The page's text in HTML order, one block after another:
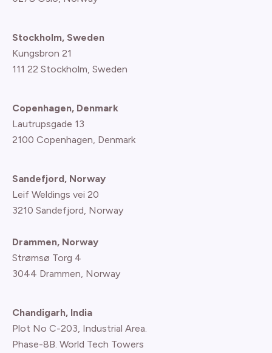
Stockholm, Sweden
Kungsbron 21
111 22 Stockholm, Sweden
Copenhagen, Denmark
Lautrupsgade 13
2100 Copenhagen, Denmark
Sandefjord, Norway
Leif Weldings vei 20
3210 Sandefjord, Norway
Drammen, Norway
Strømsø Torg 4
3044 Drammen, Norway
Chandigarh, India
Plot No C-203, Industrial Area.
Phase-8B. World Tech Towers